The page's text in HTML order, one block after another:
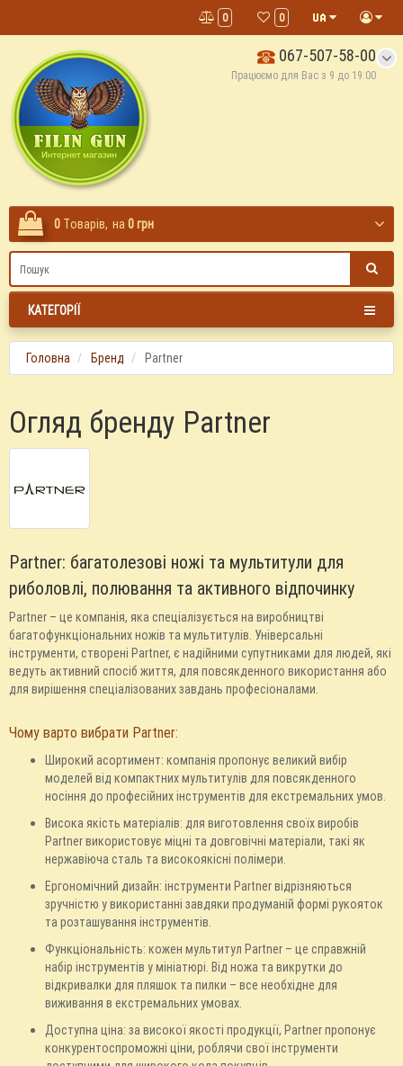
0
0
067-507-58-00
Працюємо для Вас з 9 до 19:00
0 Tоварів, на 0 грн
КАТЕГОРІЇ
Головна Бренд Partner
Огляд бренду Partner
Partner: багатолезові ножі та мультитули для
риболовлі, полювання та активного відпочинку
Partner – це компанія, яка спеціалізується на виробництві
багатофункціональних ножів та мультитулів. Універсальні
інструменти, створені Partner, є надійними супутниками для людей, які
ведуть активний спосіб життя, для повсякденного використання або
для вирішення спеціалізованих завдань професіоналами.
Чому варто вибрати Partner:
Широкий асортимент: компанія пропонує великий вибір
моделей від компактних мультитулів для повсякденного
носіння до професійних інструментів для екстремальних умов.
Висока якість матеріалів: для виготовлення своїх виробів
Partner використовує міцні та довговічні матеріали, такі як
нержавіюча сталь та високоякісні полімери.
Ергономічний дизайн: інструменти Partner відрізняються
зручністю у використанні завдяки продуманій формі рукояток
та розташування інструментів.
Функціональність: кожен мультитул Partner – це справжній
набір інструментів у мініатюрі. Від ножа та викрутки до
відкривалки для пляшок та пилки – все необхідне для
виживання в екстремальних умовах.
Доступна ціна: за високої якості продукції, Partner пропонує
конкурентоспроможні ціни, роблячи свої інструменти